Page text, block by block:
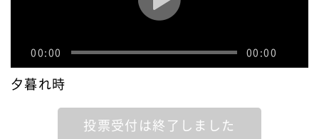
00:00 00:00
夕暮れ時
投票受付は終了しました